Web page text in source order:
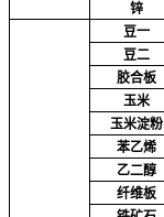
锌
豆一
豆二
胶合板
玉米
玉米淀粉
苯乙烯
乙二醇
纤维板